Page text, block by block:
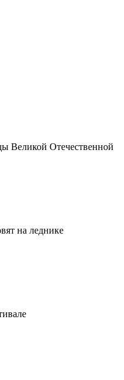
Великой Отечественной
на леднике